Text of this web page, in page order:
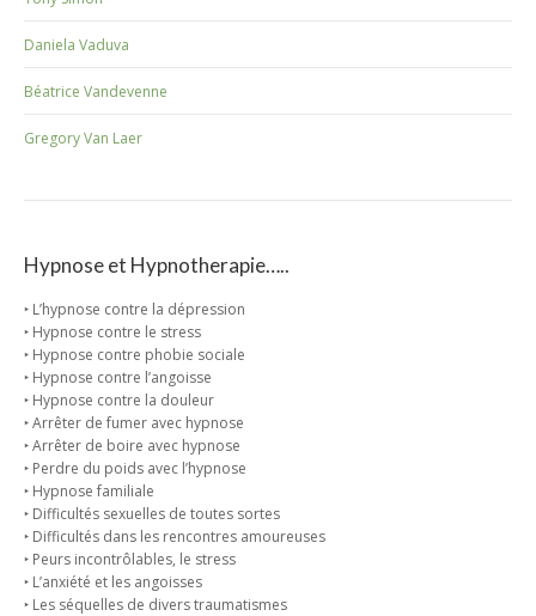
Daniela Vaduva
Béatrice Vandevenne
Gregory Van Laer
Hypnose et Hypnotherapie…..
‣ L’hypnose contre la dépression
‣ Hypnose contre le stress
‣ Hypnose contre phobie sociale
‣ Hypnose contre l’angoisse
‣ Hypnose contre la douleur
‣ Arrêter de fumer avec hypnose
‣ Arrêter de boire avec hypnose
‣ Perdre du poids avec l’hypnose
‣ Hypnose familiale
‣ Difficultés sexuelles de toutes sortes
‣ Difficultés dans les rencontres amoureuses
‣ Peurs incontrôlables, le stress
‣ L’anxiété et les angoisses
‣ Les séquelles de divers traumatismes